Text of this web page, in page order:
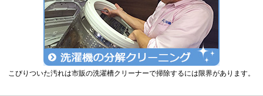
こびりついた汚れは市販の洗濯槽クリーナーで掃除するには限界があります。